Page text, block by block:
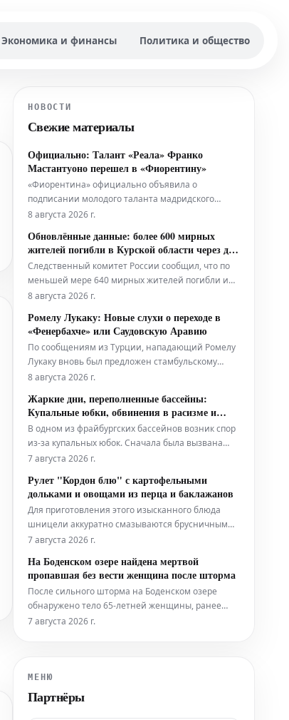
Экономика и финансы Политика и общество
НОВОСТИ
Свежие материалы
Официально: Талант «Реала» Франко
Мастантуоно перешел в «Фиорентину»
«Фиорентина» официально объявила о
подписании молодого таланта мадридского
«Реала» Франко Мастантуоно на правах
присоединяется к «Фиорентине» по прямой
арендной сделке, которая не включает опции
или обязательства выкупа. Также не будет
автоматического
8 августа 2026 г.
Обновлённые данные: более 600 мирных
жителей погибли в Курской области через два
года после вторжения
Следственный комитет России сообщил, что по
меньшей мере 640 мирных жителей погибли и
561 получили ранения в ходе оккупации
области. Эти данные были обнародованы в
четверг, в годовщину неожиданного
трансграничного вторжения. Обновлённая
цифра от главного
8 августа 2026 г.
Ромелу Лукаку: Новые слухи о переходе в
«Фенербахче» или Саудовскую Аравию
По сообщениям из Турции, нападающий Ромелу
Лукаку вновь был предложен стамбульскому
«Фенербахче», поскольку форвард активно ищет
не менее, согласно последним данным,
возможность перехода в Саудовскую Аравию
также становится всё более реальным вариант
8 августа 2026 г.
Жаркие дни, переполненные бассейны:
Купальные юбки, обвинения в расизме и
примирительный исход
В одном из фрайбургских бассейнов возник спор
из-за купальных юбок. Сначала была вызвана
полиция, затем состоялся диалог. Это лишь один
решаются на краю бассейна в летний период.
7 августа 2026 г.
Рулет "Кордон блю" с картофельными
дольками и овощами из перца и баклажанов
Для приготовления этого изысканного блюда
шницели аккуратно смазываются брусничным
соусом, а затем начиняются слоями ветчины и
в рулет и обжариваются до золотистой корочки.
Подаётся рулет "Кордон блю" с гарниром из
хрустящих картофельных долек и све
7 августа 2026 г.
На Боденском озере найдена мертвой
пропавшая без вести женщина после шторма
После сильного шторма на Боденском озере
обнаружено тело 65-летней женщины, ранее
числившейся пропавшей без вести. По данным
7 августа 2026 г.
МЕНЮ
Партнёры